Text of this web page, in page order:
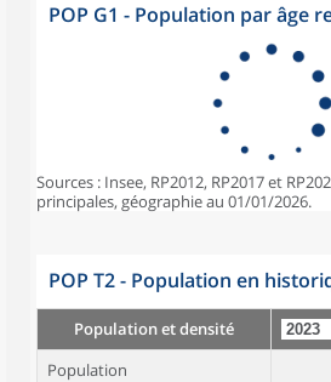
POP G1 - Population par âge
Sources : Insee, RP2012, RP2017 et
principales, géographie au 01/01/2026.
POP T2 - Population en
Population et densité
Population